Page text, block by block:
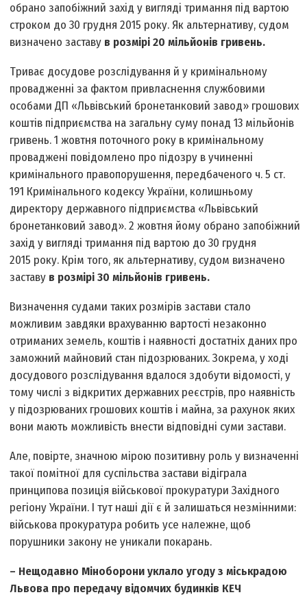
обрано запобіжний захід у вигляді тримання під вартою
строком до 30 грудня 2015 року. Як альтернативу, судом
визначено заставу в розмірі 20 мільйонів гривень.
Триває досудове розслідування й у кримінальному
провадженні за фактом привласнення службовими
особами ДП «Львівський бронетанковий завод» грошових
коштів підприємства на загальну суму понад 13 мільйонів
гривень. 1 жовтня поточного року в кримінальному
проваджені повідомлено про підозру в учиненні
кримінального правопорушення, передбаченого ч. 5 ст.
191 Кримінального кодексу України, колишньому
директору державного підприємства «Львівський
бронетанковий завод». 2 жовтня йому обрано запобіжний
захід у вигляді тримання під вартою до 30 грудня
2015 року. Крім того, як альтернативу, судом визначено
заставу в розмірі 30 мільйонів гривень.
Визначення судами таких розмірів застави стало
можливим завдяки врахуванню вартості незаконно
отриманих земель, коштів і наявності достатніх даних про
заможний майновий стан підозрюваних. Зокрема, у ході
досудового розслідування вдалося здобути відомості, у
тому числі з відкритих державних реєстрів, про наявність
у підозрюваних грошових коштів і майна, за рахунок яких
вони мають можливість внести відповідні суми застави.
Але, повірте, значною мірою позитивну роль у визначенні
такої помітної для суспільства застави відіграла
принципова позиція військової прокуратури Західного
регіону України. І тут наші дії є й залишаться незмінними:
військова прокуратура робить усе належне, щоб
порушники закону не уникали покарань.
– Нещодавно Міноборони уклало угоду з міськрадою
Львова про передачу відомчих будинків КЕЧ